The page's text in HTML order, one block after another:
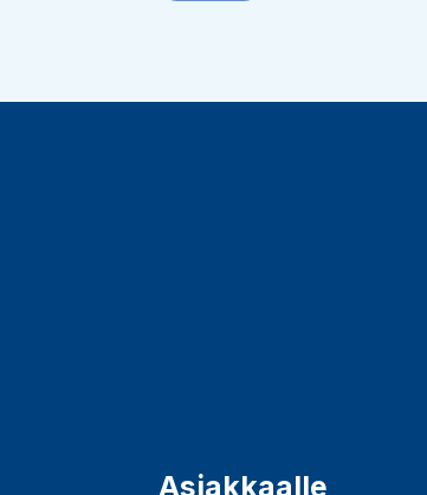
Asiakkaalle